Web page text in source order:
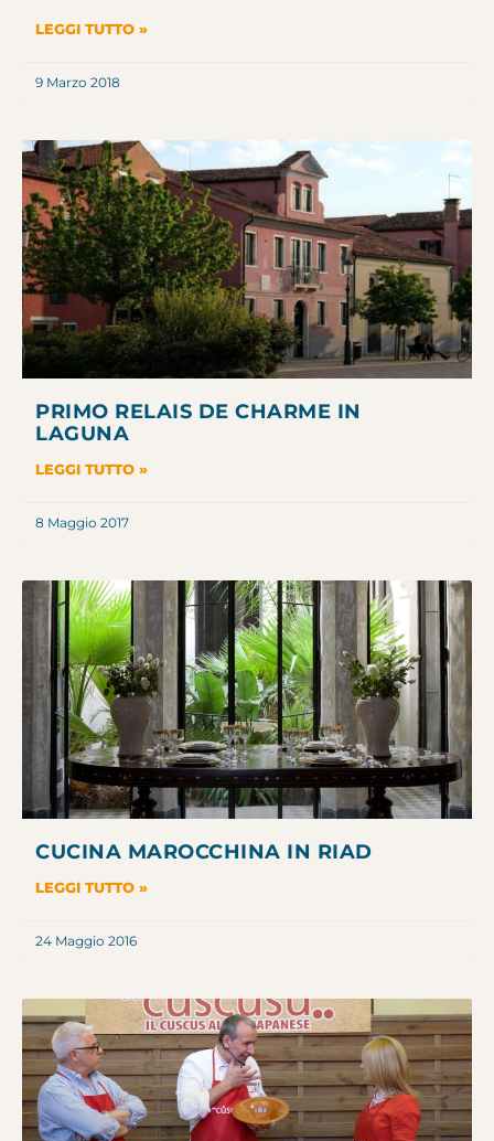
LEGGI TUTTO »
9 Marzo 2018
PRIMO RELAIS DE CHARME IN
LAGUNA
LEGGI TUTTO »
8 Maggio 2017
CUCINA MAROCCHINA IN RIAD
LEGGI TUTTO »
24 Maggio 2016